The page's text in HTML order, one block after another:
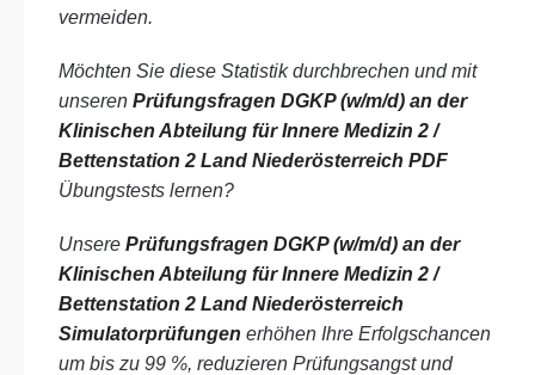
vermeiden.
Möchten Sie diese Statistik durchbrechen und mit
unseren Prüfungsfragen DGKP (w/m/d) an der
Klinischen Abteilung für Innere Medizin 2 /
Bettenstation 2 Land Niederösterreich PDF
Übungstests lernen?
Unsere Prüfungsfragen DGKP (w/m/d) an der
Klinischen Abteilung für Innere Medizin 2 /
Bettenstation 2 Land Niederösterreich
Simulatorprüfungen erhöhen Ihre Erfolgschancen
um bis zu 99 %, reduzieren Prüfungsangst und